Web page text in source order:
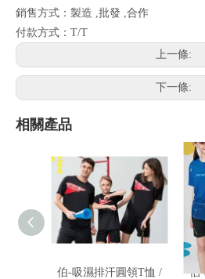
銷售方式：製造 ,批發 ,合作
付款方式：T/T
上一條:
下一條:
相關產品
伯-吸濕排汗圓領T恤 /
伯